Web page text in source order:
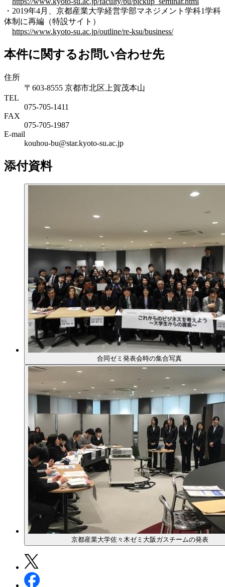
・2019年4月、京都産業大学経営学部マネジメント学科1学科
体制に再編（特設サイト）
https://www.kyoto-su.ac.jp/outline/re-ksu/business/
本件に関するお問い合わせ先
住所
〒603-8555 京都市北区上賀茂本山
TEL
075-705-1411
FAX
075-705-1987
E-mail
kouhou-bu@star.kyoto-su.ac.jp
添付資料
合同ゼミ発表会時の集合写真
京都産業大学佐々木ゼミ大阪ガスチームの発表